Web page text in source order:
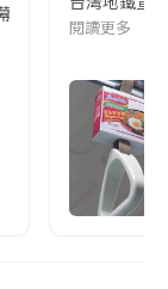
啦!這次的劇本改編
閱讀更多